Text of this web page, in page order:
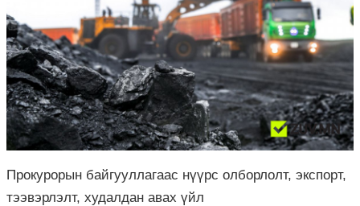
Прокурорын байгууллагаас нүүрс олборлолт, экспорт,
тээвэрлэлт, худалдан авах үйл